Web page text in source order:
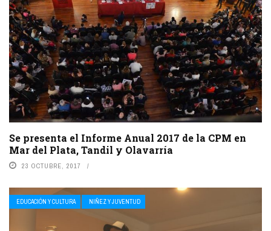
Se presenta el Informe Anual 2017 de la CPM en
Mar del Plata, Tandil y Olavarría
23 OCTUBRE, 2017
EDUCACIÓN Y CULTURA NIÑEZ Y JUVENTUD